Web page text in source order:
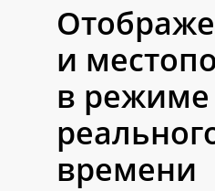
и
в режиме
времени